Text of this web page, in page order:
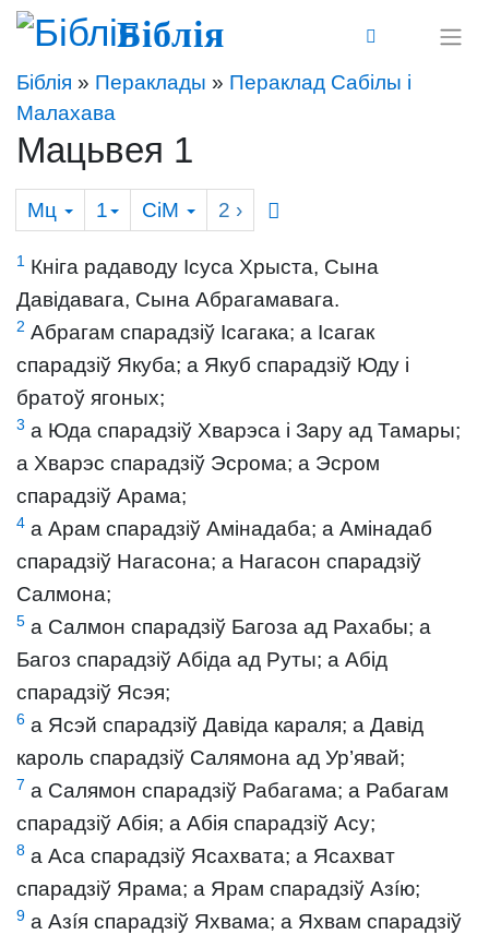
Біблія
Біблія » Пераклады » Пераклад Сабілы і
Малахава
Мацьвея 1
Мц 1 СіМ 2 ›
1 Кніга радаводу Ісуса Хрыста, Сына
Давідавага, Сына Абрагамавага.
2 Абрагам спарадзіў Ісагака; а Ісагак
спарадзіў Якуба; а Якуб спарадзіў Юду і
братоў ягоных;
3 а Юда спарадзіў Хварэса і Зару ад Тамары;
а Хварэс спарадзіў Эсрома; а Эсром
спарадзіў Арама;
4 а Арам спарадзіў Амінадаба; а Амінадаб
спарадзіў Нагасона; а Нагасон спарадзіў
Салмона;
5 а Салмон спарадзіў Багоза ад Рахабы; а
Багоз спарадзіў Абіда ад Руты; а Абід
спарадзіў Ясэя;
6 а Ясэй спарадзіў Давіда караля; а Давід
кароль спарадзіў Салямона ад Ур’явай;
7 а Салямон спарадзіў Рабагама; а Рабагам
спарадзіў Абія; а Абія спарадзіў Асу;
8 а Аса спарадзіў Ясахвата; а Ясахват
спарадзіў Ярама; а Ярам спарадзіў Азíю;
9 а Азíя спарадзіў Яхвама; а Яхвам спарадзіў